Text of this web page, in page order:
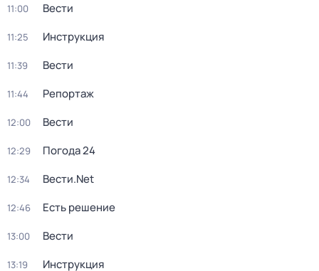
11:00 Вести
11:25 Инструкция
11:39 Вести
11:44 Репортаж
12:00 Вести
12:29 Погода 24
12:34 Вести.Net
12:46 Есть решение
13:00 Вести
13:19 Инструкция